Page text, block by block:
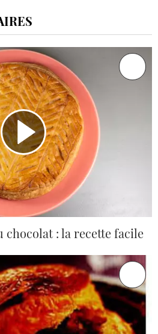
chocolat : la recette facile